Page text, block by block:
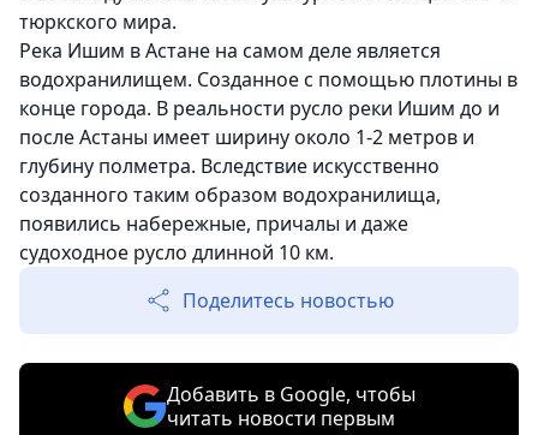
тюркского мира.
Река Ишим в Астане на самом деле является
водохранилищем. Созданное с помощью плотины в
конце города. В реальности русло реки Ишим до и
после Астаны имеет ширину около 1-2 метров и
глубину полметра. Вследствие искусственно
созданного таким образом водохранилища,
появились набережные, причалы и даже
судоходное русло длинной 10 км.
Поделитесь новостью
Добавить в Google, чтобы
читать новости первым